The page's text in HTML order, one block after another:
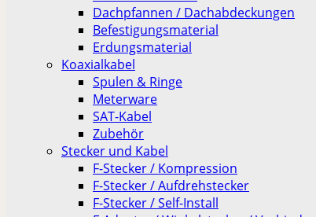
Dachpfannen / Dachabdeckungen
Befestigungsmaterial
Erdungsmaterial
Koaxialkabel
Spulen & Ringe
Meterware
SAT-Kabel
Zubehör
Stecker und Kabel
F-Stecker / Kompression
F-Stecker / Aufdrehstecker
F-Stecker / Self-Install